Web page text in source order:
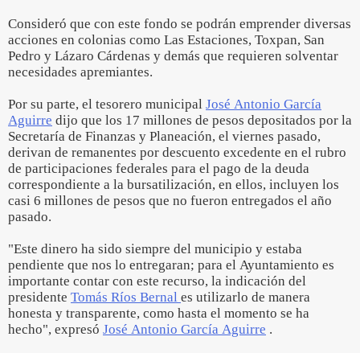
Consideró que con este fondo se podrán emprender diversas
acciones en colonias como Las Estaciones, Toxpan, San
Pedro y Lázaro Cárdenas y demás que requieren solventar
necesidades apremiantes.
Por su parte, el tesorero municipal José Antonio García
Aguirre dijo que los 17 millones de pesos depositados por la
Secretaría de Finanzas y Planeación, el viernes pasado,
derivan de remanentes por descuento excedente en el rubro
de participaciones federales para el pago de la deuda
correspondiente a la bursatilización, en ellos, incluyen los
casi 6 millones de pesos que no fueron entregados el año
pasado.
"Este dinero ha sido siempre del municipio y estaba
pendiente que nos lo entregaran; para el Ayuntamiento es
importante contar con este recurso, la indicación del
presidente Tomás Ríos Bernal es utilizarlo de manera
honesta y transparente, como hasta el momento se ha
hecho", expresó José Antonio García Aguirre .